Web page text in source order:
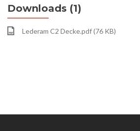
Downloads (1)
Lederam C2 Decke.pdf (76 KB)